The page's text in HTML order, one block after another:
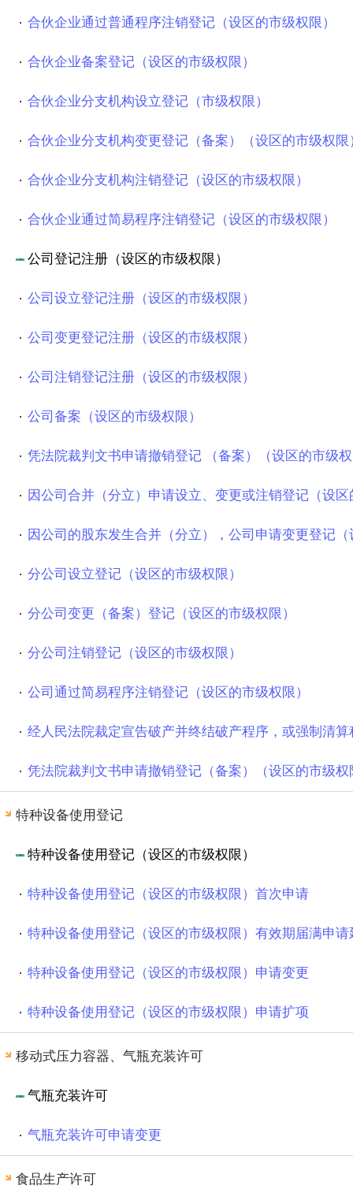
合伙企业通过普通程序注销登记（设区的市级权限）
合伙企业备案登记（设区的市级权限）
合伙企业分支机构设立登记（市级权限）
合伙企业分支机构变更登记（备案）（设区的市级权限
合伙企业分支机构注销登记（设区的市级权限）
合伙企业通过简易程序注销登记（设区的市级权限）
公司登记注册（设区的市级权限）
公司设立登记注册（设区的市级权限）
公司变更登记注册（设区的市级权限）
公司注销登记注册（设区的市级权限）
公司备案（设区的市级权限）
凭法院裁判文书申请撤销登记 （备案）（设区的市级
因公司合并（分立）申请设立、变更或注销登记（设
因公司的股东发生合并（分立），公司申请变更登记
分公司设立登记（设区的市级权限）
分公司变更（备案）登记（设区的市级权限）
分公司注销登记（设区的市级权限）
公司通过简易程序注销登记（设区的市级权限）
经人民法院裁定宣告破产并终结破产程序，或强制清
凭法院裁判文书申请撤销登记（备案）（设区的市级权
特种设备使用登记
特种设备使用登记（设区的市级权限）
特种设备使用登记（设区的市级权限）首次申请
特种设备使用登记（设区的市级权限）有效期届满申请
特种设备使用登记（设区的市级权限）申请变更
特种设备使用登记（设区的市级权限）申请扩项
移动式压力容器、气瓶充装许可
气瓶充装许可
气瓶充装许可申请变更
食品生产许可